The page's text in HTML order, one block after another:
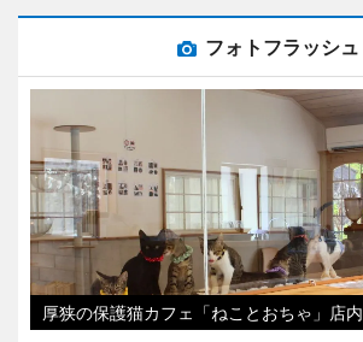
フォトフラッシュ
厚狭の保護猫カフェ「ねことおちゃ」店内